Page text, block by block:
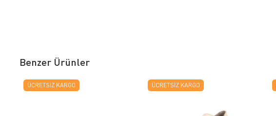
Benzer Ürünler
ÜCRETSIZ KARGO ÜCRETSIZ KARGO